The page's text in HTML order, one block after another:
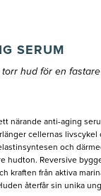
SERUM
hud för en
närande anti-aging
cellernas livscykel
och
hudton. Reversive
kraften från aktiva
återfår sin unika